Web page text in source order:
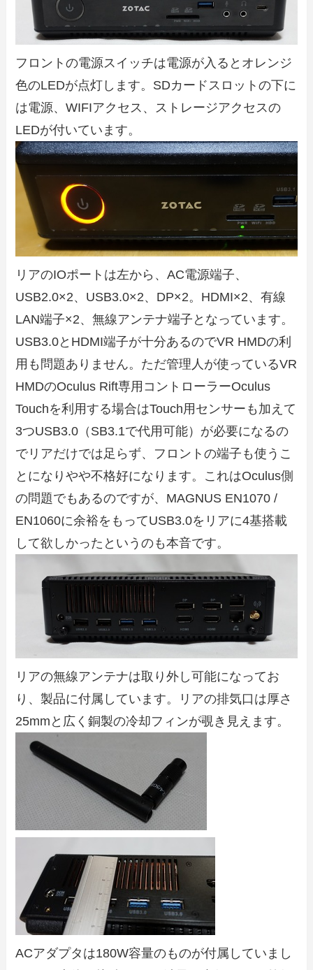
フロントの電源スイッチは電源が入るとオレンジ
色のLEDが点灯します。SDカードスロットの下に
は電源、WIFIアクセス、ストレージアクセスの
LEDが付いています。
リアのIOポートは左から、AC電源端子、
USB2.0×2、USB3.0×2、DP×2。HDMI×2、有線
LAN端子×2、無線アンテナ端子となっています。
USB3.0とHDMI端子が十分あるのでVR HMDの利
用も問題ありません。ただ管理人が使っているVR
HMDのOculus Rift専用コントローラーOculus
Touchを利用する場合はTouch用センサーも加えて
3つUSB3.0（SB3.1で代用可能）が必要になるの
でリアだけでは足らず、フロントの端子も使うこ
とになりやや不格好になります。これはOculus側
の問題でもあるのですが、MAGNUS EN1070 /
EN1060に余裕をもってUSB3.0をリアに4基搭載
して欲しかったというのも本音です。
リアの無線アンテナは取り外し可能になってお
り、製品に付属しています。リアの排気口は厚さ
25mmと広く銅製の冷却フィンが覗き見えます。
ACアダプタは180W容量のものが付属していまし